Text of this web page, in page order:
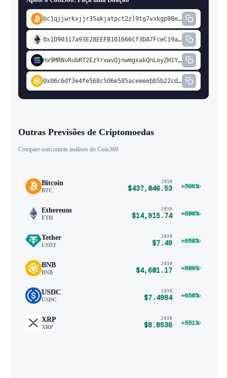
bc1qjjwrkxjjr35akjatpct2zl9tg7vxkgp98em2cd
0x1D90317a93E28EEFB101666Cf3DA7FceC19a74fD
Hx9MRNvRubRT2EzYrxwvQjnwmgxakQnLoyZH1YBdi1a7
0x06c6df3e4fe568c506e585aceeeebb5b22cdd5c3
Outras Previsões de Criptomoedas
Compare com outras análises do Coin360
Bitcoin
BTC
2030
$437,046.53 +598%›
Ethereum
ETH
2030
$14,915.74 +600%›
Tether
USDT
2030
$7.49 +650%›
BNB
BNB
2030
$4,601.17 +600%›
USDC
USDC
2030
$7.4984 +650%›
XRP
XRP
2030
$8.8536 +551%›